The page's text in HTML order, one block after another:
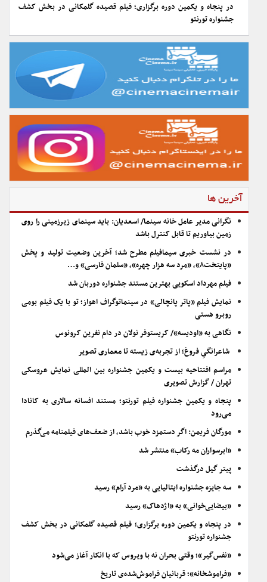
در پنجاه و یکمین دوره برگزاری؛ فیلم قصیده گلمکانی در بخش کشف
جشنواره تورنتو
آخرین ها
نگرانی مدیر عامل خانه سینما/ اسعدیان: باید سینمای زیرزمینی را روی
زمین بیاوریم تا قابل کنترل باشد
در نشست خبری سیمافیلم مطرح شد؛ آخرین وضعیت تولید و پخش
«پایتخت۸»، «مرد سه هزار چهره»، «سلمان فارسی» و…
فیلم مهرداد اسکویی بهترین مستند جشنواره دوربان شد
نمایش فیلم «پاتر پانچالی» در سینماتوگراف اهواز؛ تو با یک فیلم بومی
روبرو هستی
نگاهی به «اودیسه»/ کریستوفر نولان در دام نفرین کرونوس
شاعرانگیِ فروغ؛ از تجربه‌ی زیسته تا معماری تصویر
مراسم افتتاحیه بیست و یکمین جشنواره بین المللی نمایش عروسکی
تهران / گزارش تصویری
پنجاه و یکمین جشنواره فیلم تورنتو؛ مستند افسانه سالاری به کانادا
می‌رود
مورگان فریمن: اگر دستمزد خوب باشد، از ضعف‌های فیلمنامه می‌گذرم
«ابرسواران مه رکاب» منتشر شد
پیتر گیل درگذشت
سه جایزه جشنواره ایتالیایی به «مرد آرام» رسید
«بیضایی‌خوانی» به «اژدهاک» رسید
در پنجاه و یکمین دوره برگزاری؛ فیلم قصیده گلمکانی در بخش کشف
جشنواره تورنتو
«نفس‌گیر»؛ وقتی بحران نه با ویروس که با انکار آغاز می‌شود
«فراموشخانه»؛ قربانیان فراموش‌شده‌ی تاریخ